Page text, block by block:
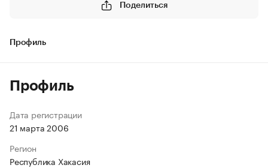
Поделиться
Профиль
Профиль
Дата регистрации
21 марта 2006
Регион
Республика Хакасия